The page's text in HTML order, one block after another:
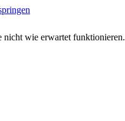
nicht wie erwartet funktionieren.